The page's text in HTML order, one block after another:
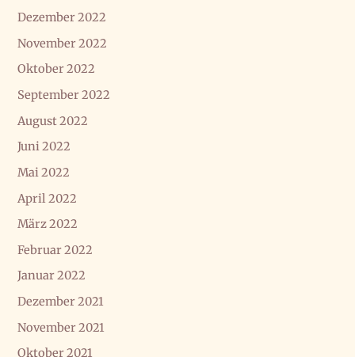
Dezember 2022
November 2022
Oktober 2022
September 2022
August 2022
Juni 2022
Mai 2022
April 2022
März 2022
Februar 2022
Januar 2022
Dezember 2021
November 2021
Oktober 2021